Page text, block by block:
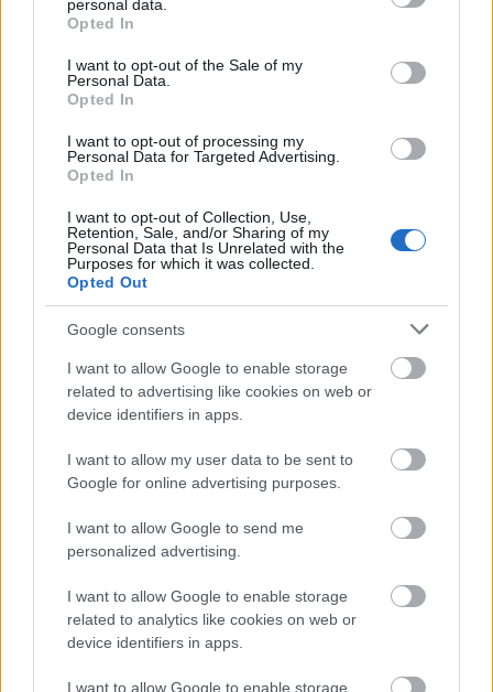
grant or deny consent to Google and its third-party tags to
use your data for below specified purposes in below Google
consent section.
personal data.
Opted In
I want to opt-out of the Sale of my
Personal Data.
Opted In
I want to opt-out of processing my
Personal Data for Targeted Advertising.
Opted In
I want to opt-out of Collection, Use,
Retention, Sale, and/or Sharing of my
Personal Data that Is Unrelated with the
Purposes for which it was collected.
Opted Out
Google consents
I want to allow Google to enable storage
related to advertising like cookies on web or
device identifiers in apps.
I want to allow my user data to be sent to
Google for online advertising purposes.
I want to allow Google to send me
personalized advertising.
I want to allow Google to enable storage
related to analytics like cookies on web or
device identifiers in apps.
I want to allow Google to enable storage
A post shared by Salvatore Garau (@salvatore_garau)
Η προσέγγισή του είναι ιδιαίτερη και σίγουρα το
γεγονός ότι το έργο του είναι άυλο, το κάνει ακόμη
μια μοναδικό. Ο αγοραστής του έργου δεν
κατονομάστηκε, το γλυπτό θα πρέπει να
εμφανίζεται σε έναν ανοιχτό χώρο ελεύθερων
διαστάσεων 1,5Χ1,5 μέτρων. Ακόμη, ο αγοραστής
όπως γίνεται πάντα σε αυτές τις διαδικασίες, θα
λάβει κανονικά πιστοποιητικό γνησιότητας του
Δείτε ακόμη: